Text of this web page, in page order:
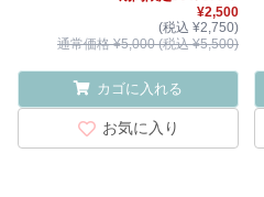
¥2,500
(税込 ¥2,750)
通常価格 ¥5,000 (税込 ¥5,500)
カゴに入れる
お気に入り